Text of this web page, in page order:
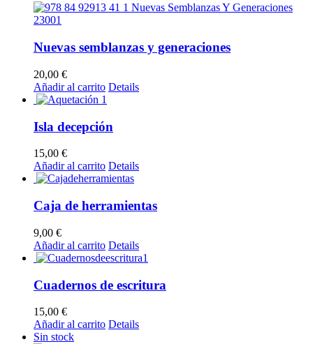
Nuevas semblanzas y generaciones
20,00 €
Añadir al carrito Details
Isla decepción
15,00 €
Añadir al carrito Details
Caja de herramientas
9,00 €
Añadir al carrito Details
Cuadernos de escritura
15,00 €
Añadir al carrito Details
Sin stock